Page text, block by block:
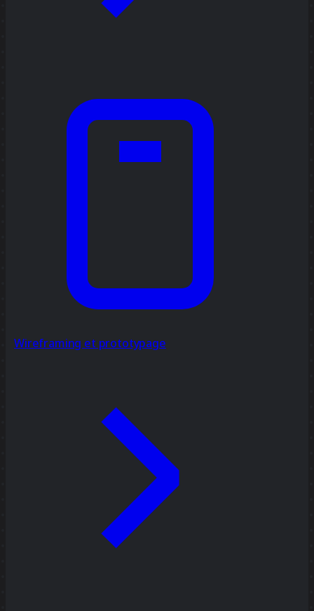
Wireframing et prototypage